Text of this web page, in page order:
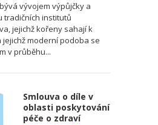
vývojem výpůjčky a
tradičních institutů
jejichž kořeny sahají k
moderní podoba se
v průběhu...
Smlouva o díle v
oblasti poskytování
péče o zdraví